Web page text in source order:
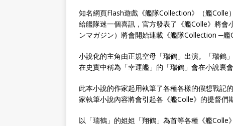
知名網頁Flash遊戲《艦隊Collection》（艦Colle
給艦隊迷一個喜訊，官方發表了《艦Colle》將
ンマガジン）將會開始連載《艦隊Collection ─
小說化的主角由正規空母「瑞鶴」出演。「瑞鶴
在史實中稱為「幸運艦」的「瑞鶴」會在小說裏
此本小說的作家起用執筆了各種各樣的假想戰記
家執筆小說內容將會引起各《艦Colle》的提督們
以「瑞鶴」的姐姐「翔鶴」為首等各種《艦